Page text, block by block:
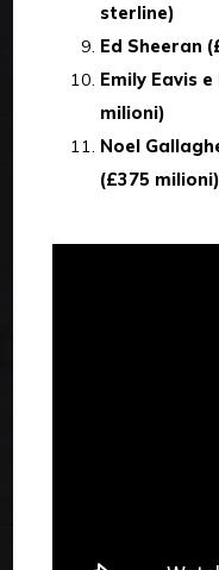
sterline)
Ed Sheeran
Emily Eavis
milioni)
Noel
(£375 milioni)